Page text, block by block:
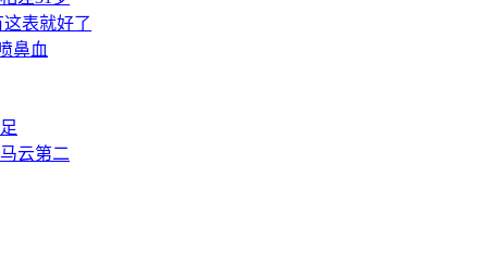
表就好了
鼻血
云第二